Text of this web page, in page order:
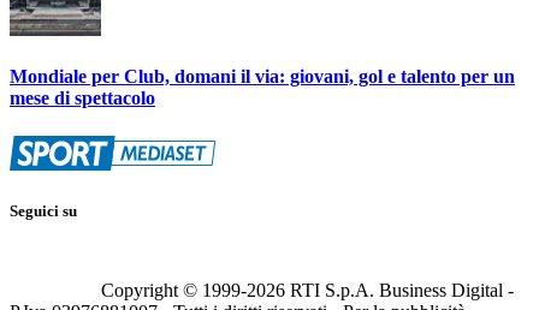
Mondiale per Club, domani il via: giovani, gol e talento per un
mese di spettacolo
Seguici su
Copyright © 1999-2026 RTI S.p.A. Business Digital -